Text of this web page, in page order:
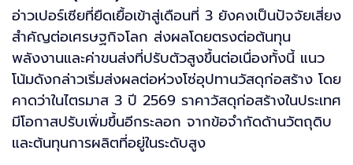
อ่าวเปอร์เซียที่ยืดเยื้อเข้าสู่เดือนที่ 3 ยังคงเป็นปัจจัยเสี่ยง
สำคัญต่อเศรษฐกิจโลก ส่งผลโดยตรงต่อต้นทุน
พลังงานและค่าขนส่งที่ปรับตัวสูงขึ้นต่อเนื่องทั้งนี้ แนว
โน้มดังกล่าวเริ่มส่งผลต่อห่วงโซ่อุปทานวัสดุก่อสร้าง โดย
คาดว่าในไตรมาส 3 ปี 2569 ราคาวัสดุก่อสร้างในประเทศ
มีโอกาสปรับเพิ่มขึ้นอีกระลอก จากข้อจำกัดด้านวัตถุดิบ
และต้นทุนการผลิตที่อยู่ในระดับสูง